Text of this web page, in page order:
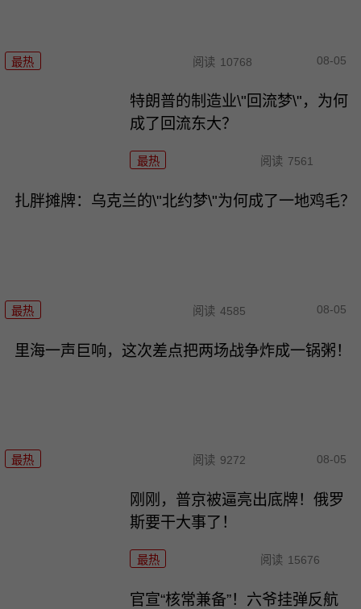
最热 阅读 10768 08-05
特朗普的制造业\"回流梦\"，为何
成了回流东大？
最热 阅读 7561
扎胖摊牌：乌克兰的\"北约梦\"为何成了一地鸡毛？
最热 阅读 4585 08-05
里海一声巨响，这次差点把两场战争炸成一锅粥！
最热 阅读 9272 08-05
刚刚，普京被逼亮出底牌！俄罗
斯要干大事了！
最热 阅读 15676
官宣“核常兼备”！六爷挂弹反航